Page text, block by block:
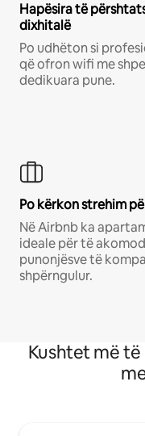
Hapësira të
dixhitalë
Po udhëton si
që ofron wifi me
dedikuara pune.
Po kërkon strehim
Në Airbnb ka
ideale për të
punonjësve të
shpërngulur.
Kushtet më